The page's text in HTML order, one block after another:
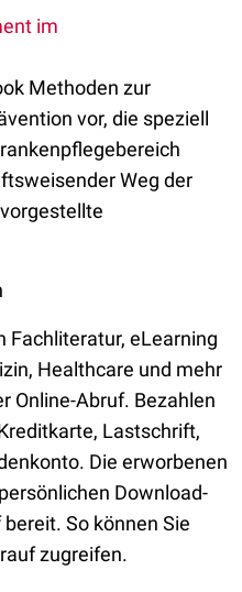
im
Methoden zur
vor, die speziell
Weg der
Fachliteratur, eLearning
Healthcare und mehr
Online-Abruf. Bezahlen
Lastschrift,
Die erworbenen
Download-
So können Sie
zugreifen.